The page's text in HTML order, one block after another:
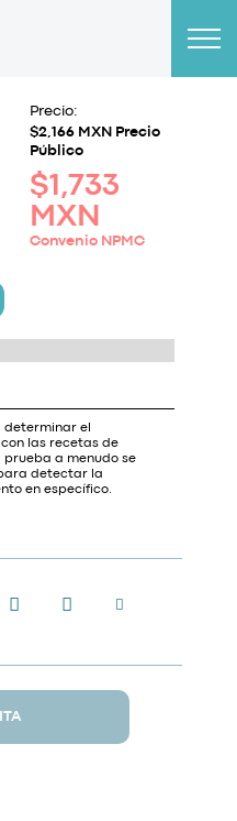
Precio:
$2,166 MXN Precio
Público
$1,733
MXN
Convenio NPMC
determinar el
las recetas de
prueba a menudo se
detectar la
en específico.